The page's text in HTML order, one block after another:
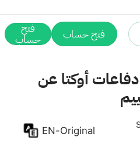
فتح حساب فتح
حساب
أوكتا عن
EN-Original